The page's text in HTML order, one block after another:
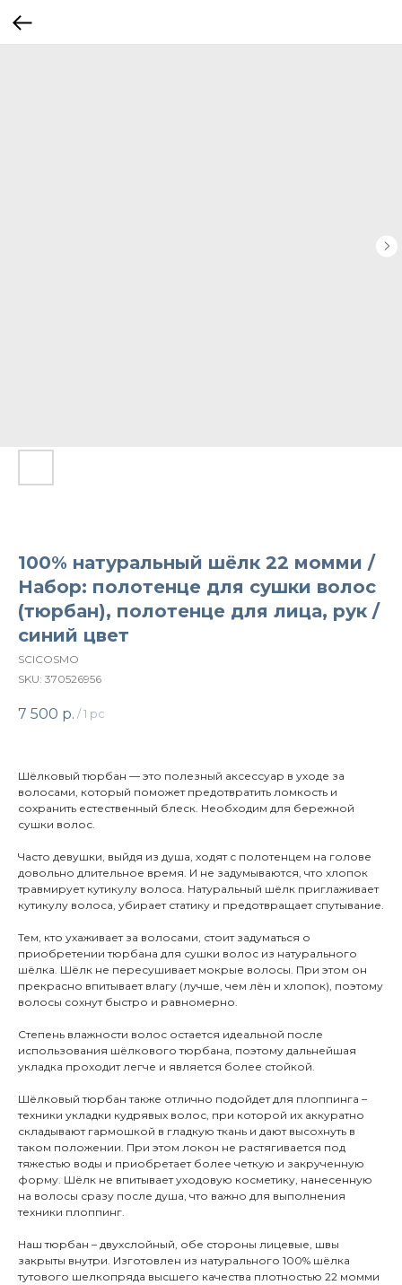
100% натуральный шёлк 22 момми /
Набор: полотенце для сушки волос
(тюрбан), полотенце для лица, рук /
синий цвет
SCICOSMO
SKU: 370526956
7 500 р. / 1 pc
Шёлковый тюрбан — это полезный аксессуар в уходе за
волосами, который поможет предотвратить ломкость и
сохранить естественный блеск. Необходим для бережной
сушки волос.
Часто девушки, выйдя из душа, ходят с полотенцем на голове
довольно длительное время. И не задумываются, что хлопок
травмирует кутикулу волоса. Натуральный шёлк приглаживает
кутикулу волоса, убирает статику и предотвращает спутывание.
Тем, кто ухаживает за волосами, стоит задуматься о
приобретении тюрбана для сушки волос из натурального
шёлка. Шёлк не пересушивает мокрые волосы. При этом он
прекрасно впитывает влагу (лучше, чем лён и хлопок), поэтому
волосы сохнут быстро и равномерно.
Степень влажности волос остается идеальной после
использования шёлкового тюрбана, поэтому дальнейшая
укладка проходит легче и является более стойкой.
Шёлковый тюрбан также отлично подойдет для плоппинга –
техники укладки кудрявых волос, при которой их аккуратно
складывают гармошкой в гладкую ткань и дают высохнуть в
таком положении. При этом локон не растягивается под
тяжестью воды и приобретает более четкую и закрученную
форму. Шёлк не впитывает уходовую косметику, нанесенную
на волосы сразу после душа, что важно для выполнения
техники плоппинг.
Наш тюрбан – двухслойный, обе стороны лицевые, швы
закрыты внутри. Изготовлен из натурального 100% шёлка
тутового шелкопряда высшего качества плотностью 22 момми